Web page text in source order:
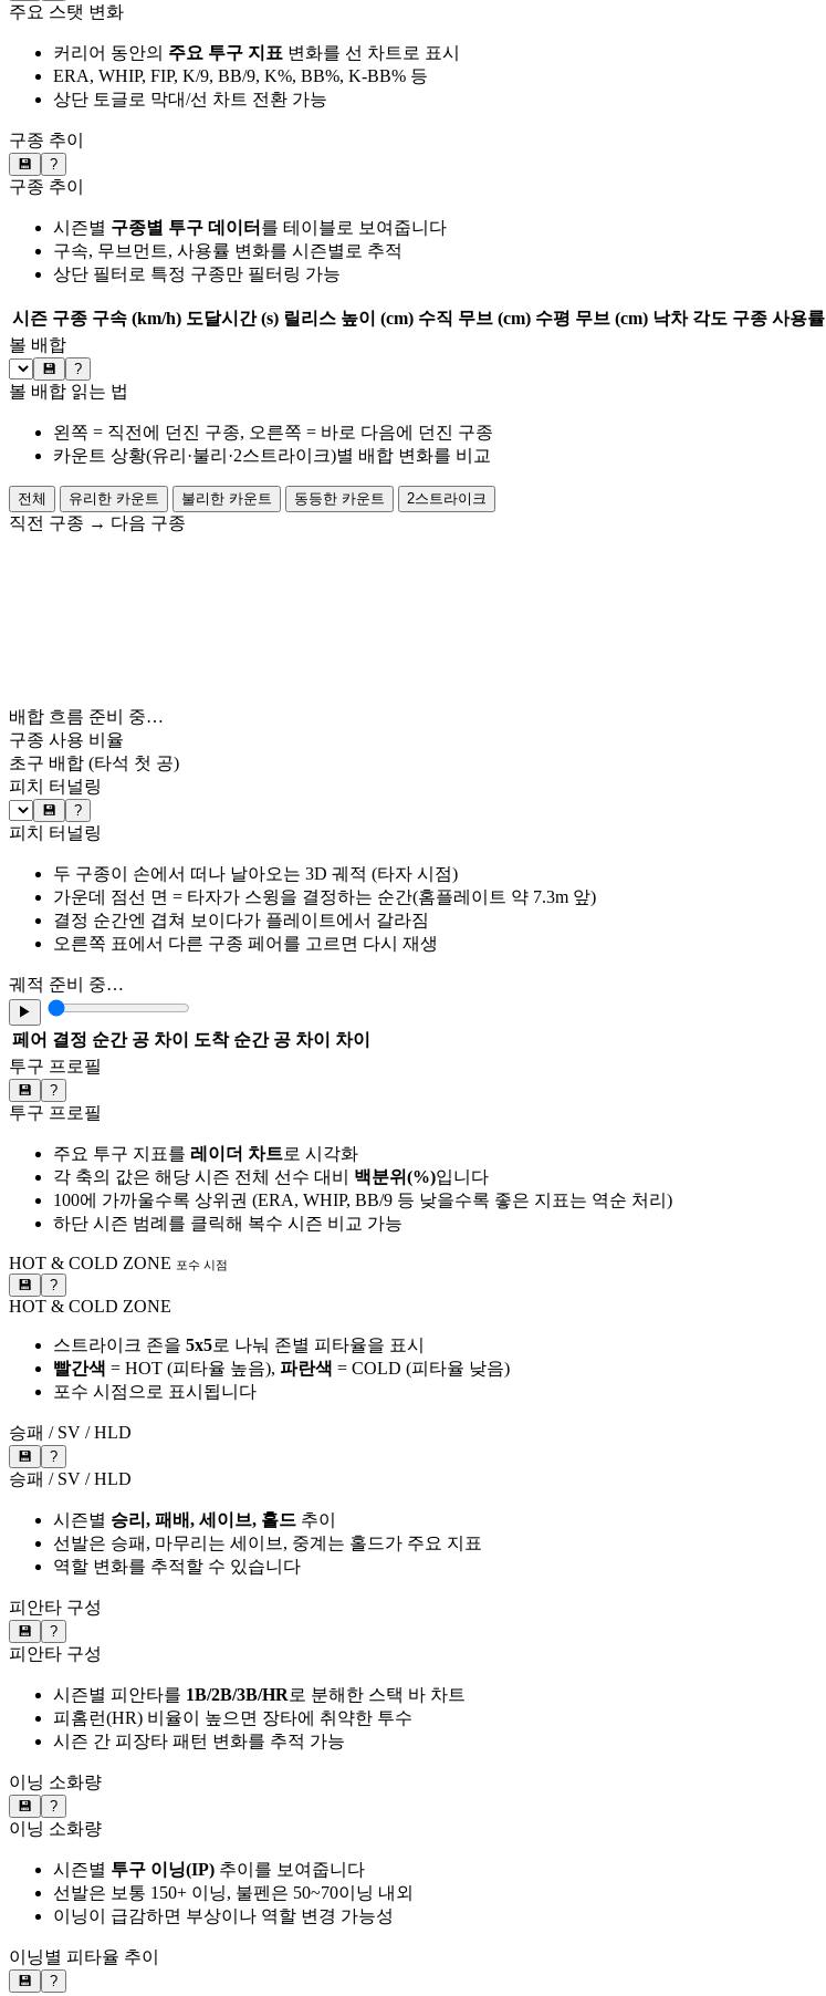
주요 스탯 변화
커리어 동안의 주요 투구 지표 변화를 선 차트로 표시
ERA, WHIP, FIP, K/9, BB/9, K%, BB%, K-BB% 등
상단 토글로 막대/선 차트 전환 가능
구종 추이
💾 ?
구종 추이
시즌별 구종별 투구 데이터 를 테이블로 보여줍니다
구속, 무브먼트, 사용률 변화를 시즌별로 추적
상단 필터로 특정 구종만 필터링 가능
시즌 구종 구속 (km/h) 도달시간 (s) 릴리스 높이 (cm) 수직 무브 (cm) 수평 무브 (cm) 낙차 각도 구종 사용률
볼 배합
💾 ?
볼 배합 읽는 법
왼쪽 = 직전에 던진 구종, 오른쪽 = 바로 다음에 던진 구종
카운트 상황(유리·불리·2스트라이크)별 배합 변화를 비교
전체 유리한 카운트 불리한 카운트 동등한 카운트 2스트라이크
직전 구종 → 다음 구종
배합 흐름 준비 중…
구종 사용 비율
초구 배합 (타석 첫 공)
피치 터널링
💾 ?
피치 터널링
두 구종이 손에서 떠나 날아오는 3D 궤적 (타자 시점)
가운데 점선 면 = 타자가 스윙을 결정하는 순간(홈플레이트 약 7.3m 앞)
결정 순간엔 겹쳐 보이다가 플레이트에서 갈라짐
오른쪽 표에서 다른 구종 페어를 고르면 다시 재생
궤적 준비 중…
▶
페어 결정 순간 공 차이 도착 순간 공 차이
차이
투구 프로필
💾 ?
투구 프로필
주요 투구 지표를 레이더 차트로 시각화
각 축의 값은 해당 시즌 전체 선수 대비 백분위(%)입니다
100에 가까울수록 상위권 (ERA, WHIP, BB/9 등 낮을수록 좋은 지표는 역순 처리)
하단 시즌 범례를 클릭해 복수 시즌 비교 가능
HOT & COLD ZONE 포수 시점
💾 ?
HOT & COLD ZONE
스트라이크 존을 5x5로 나눠 존별 피타율을 표시
빨간색 = HOT (피타율 높음), 파란색 = COLD (피타율 낮음)
포수 시점으로 표시됩니다
승패 / SV / HLD
💾 ?
승패 / SV / HLD
시즌별 승리, 패배, 세이브, 홀드 추이
선발은 승패, 마무리는 세이브, 중계는 홀드가 주요 지표
역할 변화를 추적할 수 있습니다
피안타 구성
💾 ?
피안타 구성
시즌별 피안타를 1B/2B/3B/HR로 분해한 스택 바 차트
피홈런(HR) 비율이 높으면 장타에 취약한 투수
시즌 간 피장타 패턴 변화를 추적 가능
이닝 소화량
💾 ?
이닝 소화량
시즌별 투구 이닝(IP) 추이를 보여줍니다
선발은 보통 150+ 이닝, 불펜은 50~70이닝 내외
이닝이 급감하면 부상이나 역할 변경 가능성
이닝별 피타율 추이
💾 ?